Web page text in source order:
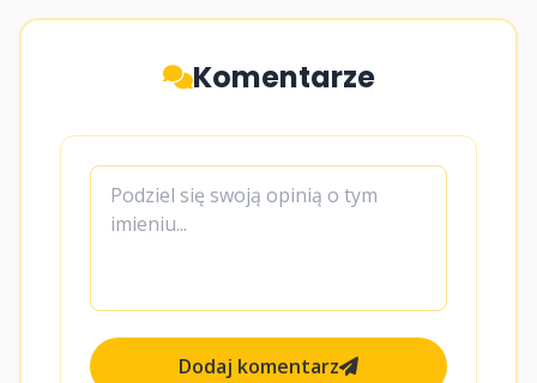
Komentarze
Dodaj komentarz